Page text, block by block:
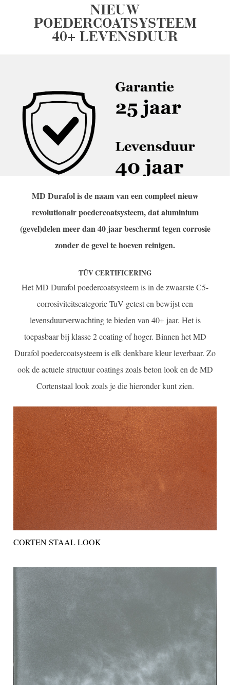
NIEUW
POEDERCOATSYSTEEM
40+ LEVENSDUUR
MD Durafol is de naam van een compleet nieuw
revolutionair poedercoatsysteem, dat aluminium
(gevel)delen meer dan 40 jaar beschermt tegen corrosie
zonder de gevel te hoeven reinigen.
TÜV CERTIFICERING
Het MD Durafol poedercoatsysteem is in de zwaarste C5-
corrosiviteitscategorie TuV-getest en bewijst een
levensduurverwachting te bieden van 40+ jaar. Het is
toepasbaar bij klasse 2 coating of hoger. Binnen het MD
Durafol poedercoatsysteem is elk denkbare kleur leverbaar. Zo
ook de actuele structuur coatings zoals beton look en de MD
Cortenstaal look zoals je die hieronder kunt zien.
CORTEN STAAL LOOK